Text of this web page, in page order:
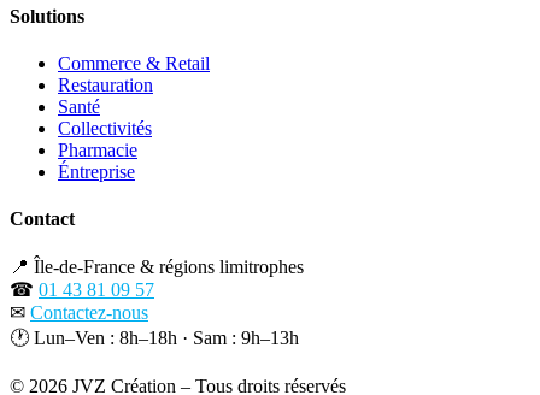
Solutions
Commerce & Retail
Restauration
Santé
Collectivités
Pharmacie
Éntreprise
Contact
📍 Île-de-France & régions limitrophes
☎ 01 43 81 09 57
✉ Contactez-nous
🕐 Lun–Ven : 8h–18h · Sam : 9h–13h
© 2026 JVZ Création – Tous droits réservés